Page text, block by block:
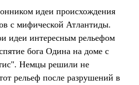
идеи происхождения
с мифической Атлантиды.
идеи интересным рельефом
бога Одина на доме с
Немцы решили не
рельеф после разрушений в